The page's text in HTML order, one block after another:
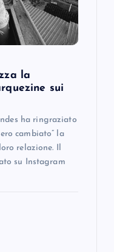
la
sui
ha ringraziato
cambiato” la
relazione. Il
su Instagram